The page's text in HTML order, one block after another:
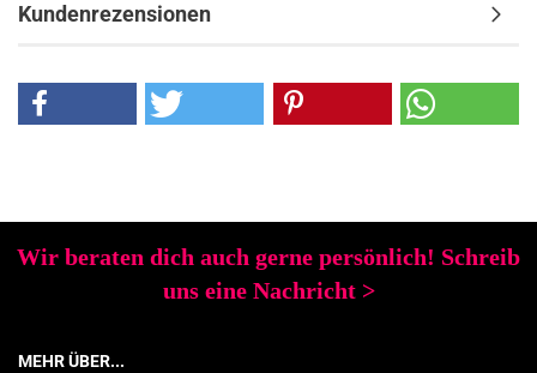
Kundenrezensionen
Wir beraten dich auch gerne persönlich! Schreib
uns eine Nachricht >
MEHR ÜBER...